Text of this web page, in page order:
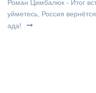
Роман Цимбалюк - Итог
уйметесь, Россия
ада!